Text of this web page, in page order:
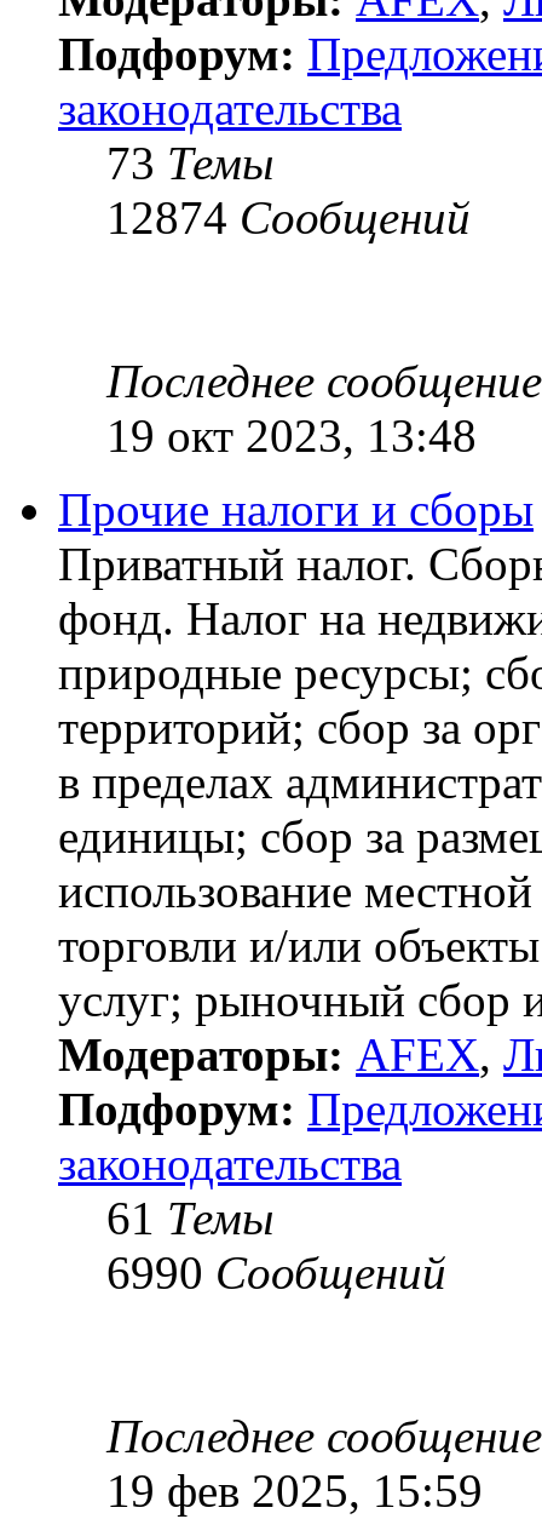
Подфорум:
законодательства
73 Темы
12874 Сообщений
Последнее сообщение
19 окт 2023, 13:48
Прочие налоги и сборы
Приватный налог.
фонд. Налог на
природные ресурсы;
территорий; сбор за
в пределах
единицы; сбор за
использование
торговли и/или
услуг; рыночный сбор
Модераторы: AFEX,
Подфорум:
законодательства
61 Темы
6990 Сообщений
Последнее сообщение
19 фев 2025, 15:59